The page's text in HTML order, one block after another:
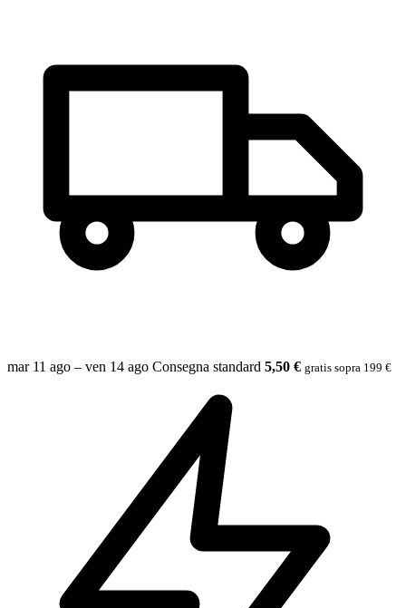
mar 11 ago – ven 14 ago Consegna standard 5,50 € gratis sopra 199 €